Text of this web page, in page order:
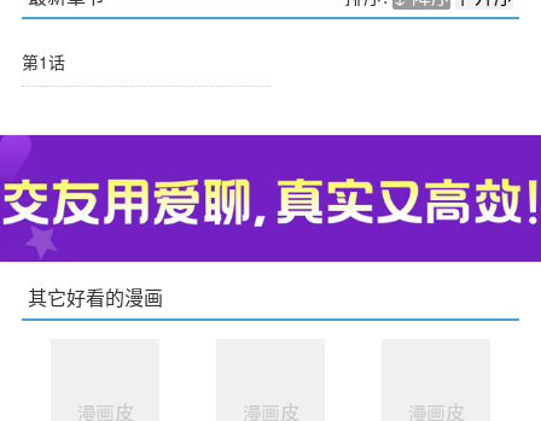
第1话
其它好看的漫画